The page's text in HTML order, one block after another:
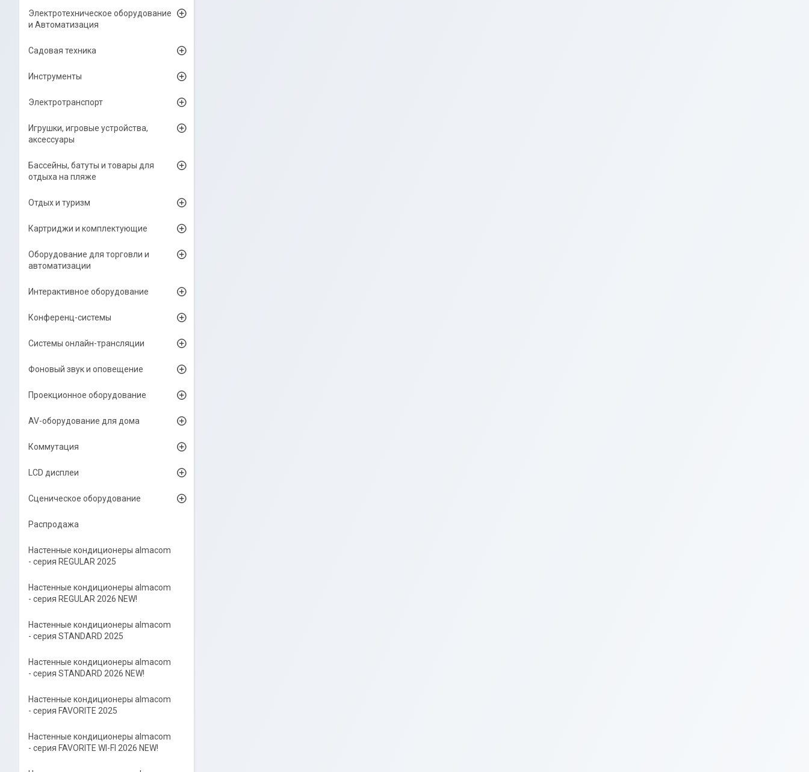
Электротехническое оборудование
и Автоматизация
Садовая техника
Инструменты
Электротранспорт
Игрушки, игровые устройства,
аксессуары
Бассейны, батуты и товары для
отдыха на пляже
Отдых и туризм
Картриджи и комплектующие
Оборудование для торговли и
автоматизации
Интерактивное оборудование
Конференц-системы
Системы онлайн-трансляции
Фоновый звук и оповещение
Проекционное оборудование
AV-оборудование для дома
Коммутация
LCD дисплеи
Сценическое оборудование
Распродажа
Настенные кондиционеры almacom
- серия REGULAR 2025
Настенные кондиционеры almacom
- серия REGULAR 2026 NEW!
Настенные кондиционеры almacom
- серия STANDARD 2025
Настенные кондиционеры almacom
- серия STANDARD 2026 NEW!
Настенные кондиционеры almacom
- серия FAVORITE 2025
Настенные кондиционеры almacom
- серия FAVORITE WI-FI 2026 NEW!